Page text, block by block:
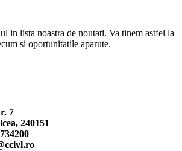
in lista noastra de noutati. Va tinem astfel la
si oportunitatile aparute.
7
240151